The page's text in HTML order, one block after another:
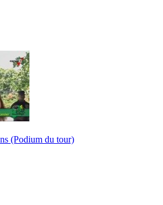
(Podium du tour)